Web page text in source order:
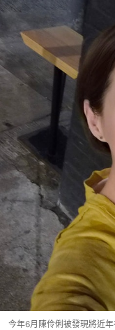
今年6月陳伶俐被發現將近